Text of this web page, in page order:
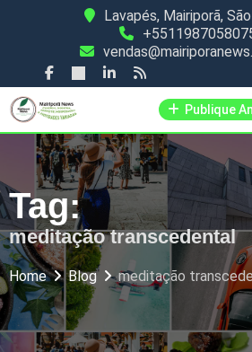
content
Lavapés, Mairiporã,
Publique
Tag:
meditação transcedental
Home Blog meditação